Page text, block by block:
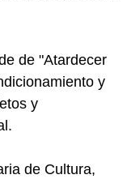
de "Atardecer
y
y
de Cultura,